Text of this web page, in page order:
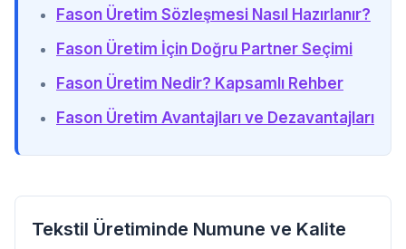
Fason Üretim Sözleşmesi Nasıl Hazırlanır?
Fason Üretim İçin Doğru Partner Seçimi
Fason Üretim Nedir? Kapsamlı Rehber
Fason Üretim Avantajları ve Dezavantajları
Tekstil Üretiminde Numune ve Kalite